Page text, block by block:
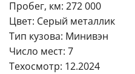
Пробег, км: 272 000
Цвет: Серый металлик
Тип кузова: Минивэн
Число мест: 7
Техосмотр: 12.2024